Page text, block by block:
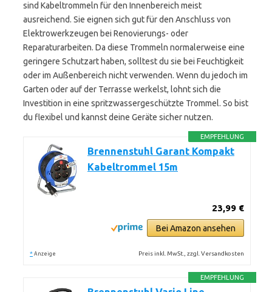
sind Kabeltrommeln für den Innenbereich meist
ausreichend. Sie eignen sich gut für den Anschluss von
Elektrowerkzeugen bei Renovierungs- oder
Reparaturarbeiten. Da diese Trommeln normalerweise eine
geringere Schutzart haben, solltest du sie bei Feuchtigkeit
oder im Außenbereich nicht verwenden. Wenn du jedoch im
Garten oder auf der Terrasse werkelst, lohnt sich die
Investition in eine spritzwassergeschützte Trommel. So bist
du flexibel und kannst deine Geräte sicher nutzen.
EMPFEHLUNG
Brennenstuhl Garant Kompakt
Kabeltrommel 15m
23,99 €
Bei Amazon ansehen
* Anzeige Preis inkl. MwSt., zzgl. Versandkosten
EMPFEHLUNG